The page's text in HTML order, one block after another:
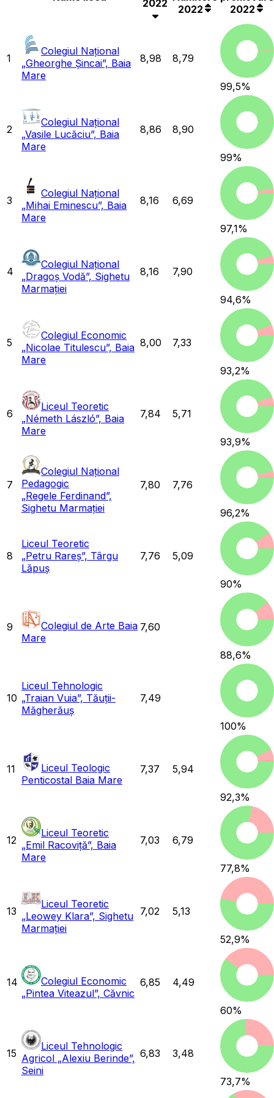
2022
2022
2022
1
Colegiul Național
„Gheorghe Șincai”, Baia
Mare
8,98 8,79
99,5%
2
Colegiul Național
„Vasile Lucăciu”, Baia
Mare
8,86 8,90
99%
3
Colegiul Național
„Mihai Eminescu”, Baia
Mare
8,16 6,69
97,1%
4
Colegiul Național
„Dragoș Vodă”, Sighetu
Marmației
8,16 7,90
94,6%
5
Colegiul Economic
„Nicolae Titulescu”, Baia
Mare
8,00 7,33
93,2%
6
Liceul Teoretic
„Németh László”, Baia
Mare
7,84 5,71
93,9%
7
Colegiul Național
Pedagogic
„Regele Ferdinand”,
Sighetu Marmației
7,80 7,76
96,2%
8
Liceul Teoretic
„Petru Rareș”, Târgu
Lăpuș
7,76 5,09
90%
9
Colegiul de Arte Baia
Mare
7,60
88,6%
10
Liceul Tehnologic
„Traian Vuia”, Tăuții-
Măgherăuș
7,49
100%
11
Liceul Teologic
Penticostal Baia Mare
7,37 5,94
92,3%
12
Liceul Teoretic
„Emil Racoviță”, Baia
Mare
7,03 6,79
77,8%
13
Liceul Teoretic
„Leowey Klara”, Sighetu
Marmației
7,02 5,13
52,9%
14
Colegiul Economic
„Pintea Viteazul”, Căvnic
6,85 4,49
60%
15
Liceul Tehnologic
Agricol „Alexiu Berinde”,
Seini
6,83 3,48
73,7%